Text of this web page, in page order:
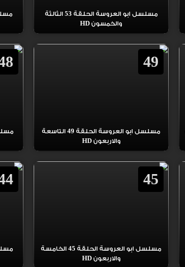
مسلسل ابو العروسة الحلقة 53 الثالثة
والخمسون HD
49
مسلسل ابو العروسة الحلقة 49 التاسعة
والاربعون HD
45
مسلسل ابو العروسة الحلقة 45 الخامسة
والاربعون HD